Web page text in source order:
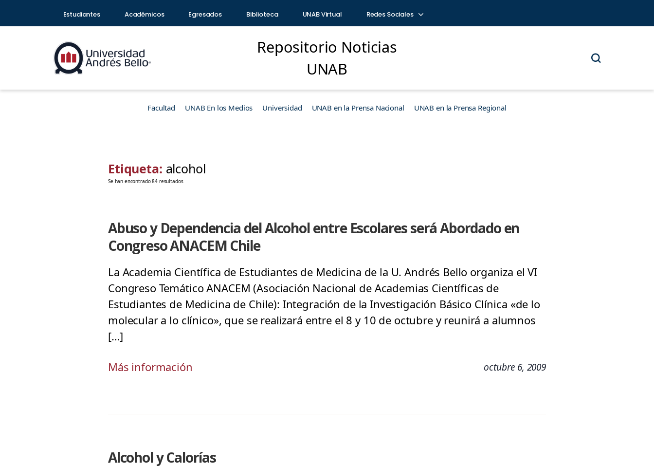
Estudiantes Académicos Egresados Biblioteca UNAB Virtual Redes Sociales
Repositorio Noticias
UNAB
Facultad UNAB En los Medios Universidad UNAB en la Prensa Nacional UNAB en la Prensa Regional
Etiqueta: alcohol
Se han encontrado 84 resultados
Abuso y Dependencia del Alcohol entre Escolares será Abordado en
Congreso ANACEM Chile
La Academia Científica de Estudiantes de Medicina de la U. Andrés Bello organiza el VI
Congreso Temático ANACEM (Asociación Nacional de Academias Científicas de
Estudiantes de Medicina de Chile): Integración de la Investigación Básico Clínica «de lo
molecular a lo clínico», que se realizará entre el 8 y 10 de octubre y reunirá a alumnos
[…]
Más información octubre 6, 2009
Alcohol y Calorías